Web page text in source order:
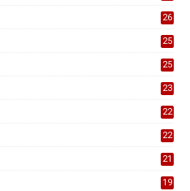
26
25
25
23
22
22
21
19